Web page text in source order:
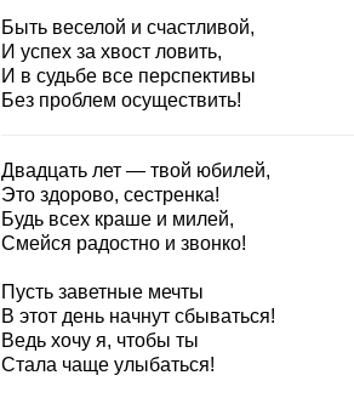
Быть веселой и счастливой,
И успех за хвост ловить,
И в судьбе все перспективы
Без проблем осуществить!
Двадцать лет — твой юбилей,
Это здорово, сестренка!
Будь всех краше и милей,
Смейся радостно и звонко!
Пусть заветные мечты
В этот день начнут сбываться!
Ведь хочу я, чтобы ты
Стала чаще улыбаться!